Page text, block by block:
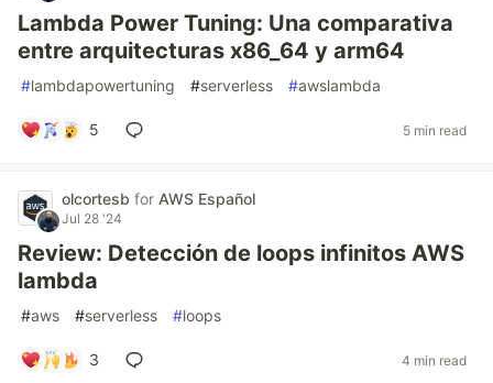
Lambda Power Tuning: Una comparativa
entre arquitecturas x86_64 y arm64
#lambdapowertuning #serverless #awslambda
5 5 min read
olcortesb for AWS Español
Jul 28 '24
Review: Detección de loops infinitos AWS
lambda
#aws #serverless #loops
3 4 min read